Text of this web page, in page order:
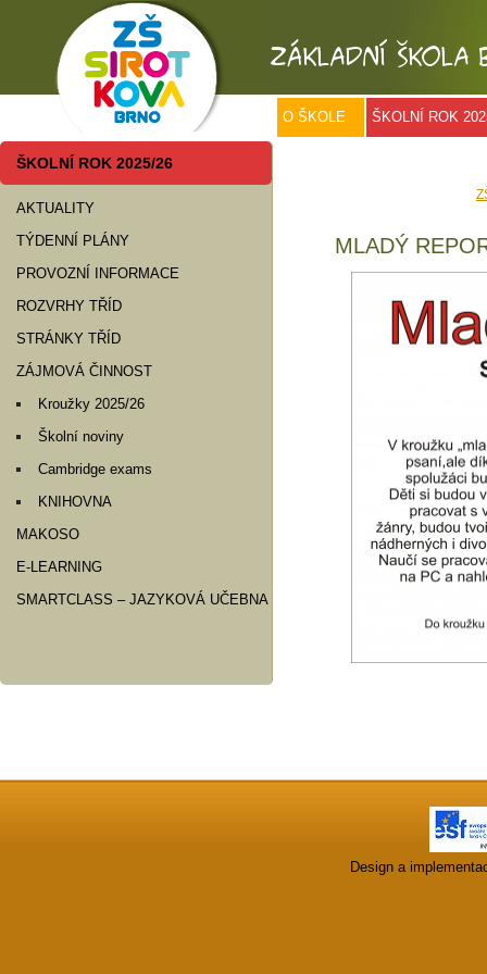
O ŠKOLE ŠKOLNÍ ROK
ŠKOLNÍ ROK 2025/26
AKTUALITY
TÝDENNÍ PLÁNY
PROVOZNÍ INFORMACE
ROZVRHY TŘÍD
STRÁNKY TŘÍD
ZÁJMOVÁ ČINNOST
Kroužky 2025/26
Školní noviny
Cambridge exams
KNIHOVNA
MAKOSO
E-LEARNING
SMARTCLASS – JAZYKOVÁ UČEBNA
MLADÝ
Design a